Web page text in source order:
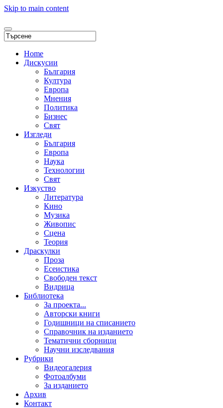
Skip to main content
Home
Дискусии
България
Култура
Европа
Мнения
Политика
Бизнес
Свят
Изгледи
България
Европа
Наука
Технологии
Свят
Изкуство
Литература
Кино
Музика
Живопис
Сцена
Теория
Драскулки
Проза
Есеистика
Свободен текст
Видрица
Библиотека
За проекта...
Авторски книги
Годишници на списанието
Справочник на изданието
Тематични сборници
Научни изследвания
Рубрики
Видеогалерия
Фотоалбуми
За изданието
Архив
Контакт